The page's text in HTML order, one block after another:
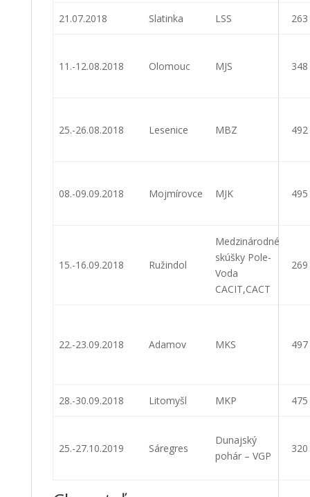
21.07.2018 Slatinka LSS 263
11.-12.08.2018 Olomouc MJS 348
25.-26.08.2018 Lesenice MBZ 492
08.-09.09.2018 Mojmírovce MJK 495
15.-16.09.2018 Ružindol
Medzinárodné
skúšky Pole-
Voda
CACIT,CACT
269
22.-23.09.2018 Adamov MKS 497
28.-30.09.2018 Litomyšl MKP 475
25.-27.10.2019 Sáregres
Dunajský
pohár – VGP
320